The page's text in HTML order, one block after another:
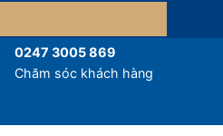
0247 3005 869
Chăm sóc khách hàng